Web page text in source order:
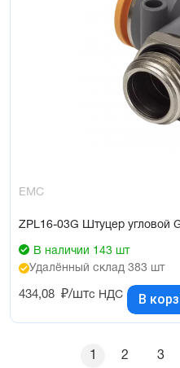
EMC
ZPL16-03G Штуцер угловой
В наличии 143 шт
Удалённый склад 383 шт
434,08 ₽/штс НДС В
1 2 3